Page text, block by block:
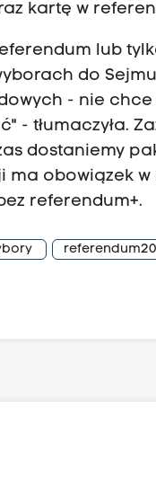
kartę w
lub
do
- nie chce
tłumaczyła.
dostaniemy
ma obowiązek
referendum+.